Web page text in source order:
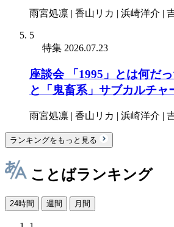
雨宮処凛 | 香山リカ | 浜崎洋介 |
5
特集 2026.07.23
座談会 「1995」とは何だ
と「鬼畜系」サブカルチャ
雨宮処凛 | 香山リカ | 浜崎洋介 |
ランキングをもっと見る
ことばランキング
24時間 週間 月間